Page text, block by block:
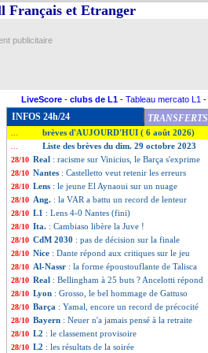
Français et Etranger
publicitaire
LiveScore - clubs de L1 - Tableau mercato L1 -
INFOS 24h/24 TRANSFERTS
brèves d'AUJOURD'HUI ( 6 août 2026)
Liste des brèves du dim. 29 octobre 2023
28/10 Real : racisme sur Vinicius, le Barça s'exprime
28/10 Nantes : Castelletto veut retenir les erreurs
28/10 Lens : le jeune El Aynaoui sur un nuage
28/10 Ang. : la VAR a battu un record de lenteur
28/10 L1 : Lens 4-0 Nantes (fini)
28/10 Ita. : Cambiaso libère la Juve !
28/10 CdM 2030 : pas de décision sur la finale
28/10 Nice : Dante répond aux critiques sur le jeu
28/10 Al-Nassr : la forme époustouflante de Talisca
28/10 Real : Bellingham à 25 buts ? Ancelotti répond
28/10 Lyon : Grosso, le bel hommage de Gattuso
28/10 Barça : Yamal, encore un record de précocité
28/10 Bayern : Neuer n'a jamais pensé à la retraite
28/10 L2 : le classement provisoire
28/10 L2 : les résultats de la soirée